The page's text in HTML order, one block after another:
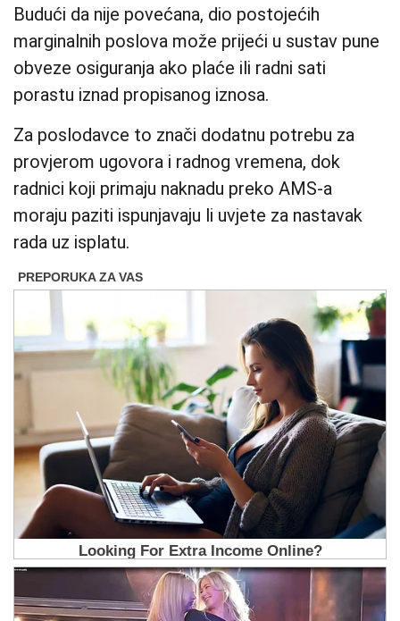
Budući da nije povećana, dio postojećih
marginalnih poslova može prijeći u sustav pune
obveze osiguranja ako plaće ili radni sati
porastu iznad propisanog iznosa.
Za poslodavce to znači dodatnu potrebu za
provjerom ugovora i radnog vremena, dok
radnici koji primaju naknadu preko AMS-a
moraju paziti ispunjavaju li uvjete za nastavak
rada uz isplatu.